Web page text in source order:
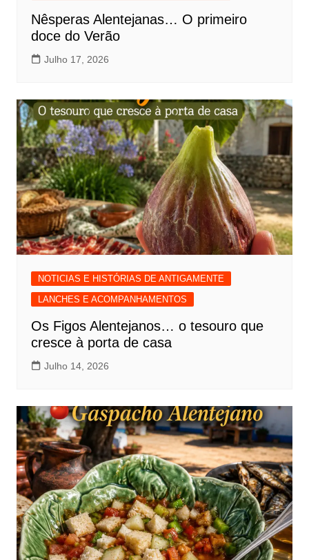
Nêsperas Alentejanas… O primeiro
doce do Verão
Julho 17, 2026
NOTICIAS E HISTÓRIAS DE ANTIGAMENTE
LANCHES E ACOMPANHAMENTOS
Os Figos Alentejanos… o tesouro que
cresce à porta de casa
Julho 14, 2026